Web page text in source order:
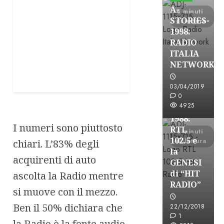
I numeri sono piuttosto
chiari. L’83% degli
acquirenti di auto
ascolta la Radio mentre
si muove con il mezzo.
Ben il 50% dichiara che
4 minuti
di lettura
A-
STORIES-
1998:
RADIO
ITALIA
NETWORK
03/04/2019
0
4925
4 minuti
di lettura
A-Stories
FREE
A-
STORIES-
1988:
RTL
102.5 e
la
GENESI
di “HIT
RADIO”
22/12/2018
1
A-Stories
Formazione